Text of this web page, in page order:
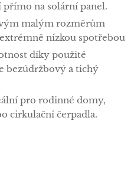
na solární panel.
malým rozměrům
nízkou spotřebou
díky použité
bezúdržbový a tichý
pro rodinné domy,
cirkulační čerpadla.